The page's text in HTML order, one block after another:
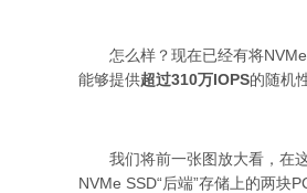
怎么样？现在已经有将NVMe
能够提供超过310万IOPS的随机
我们将前一张图放大看，在这
NVMe SSD“后端”存储上的两块